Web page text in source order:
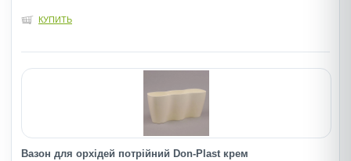
КУПИТЬ
Вазон для орхідей потрійний Don-Plast крем